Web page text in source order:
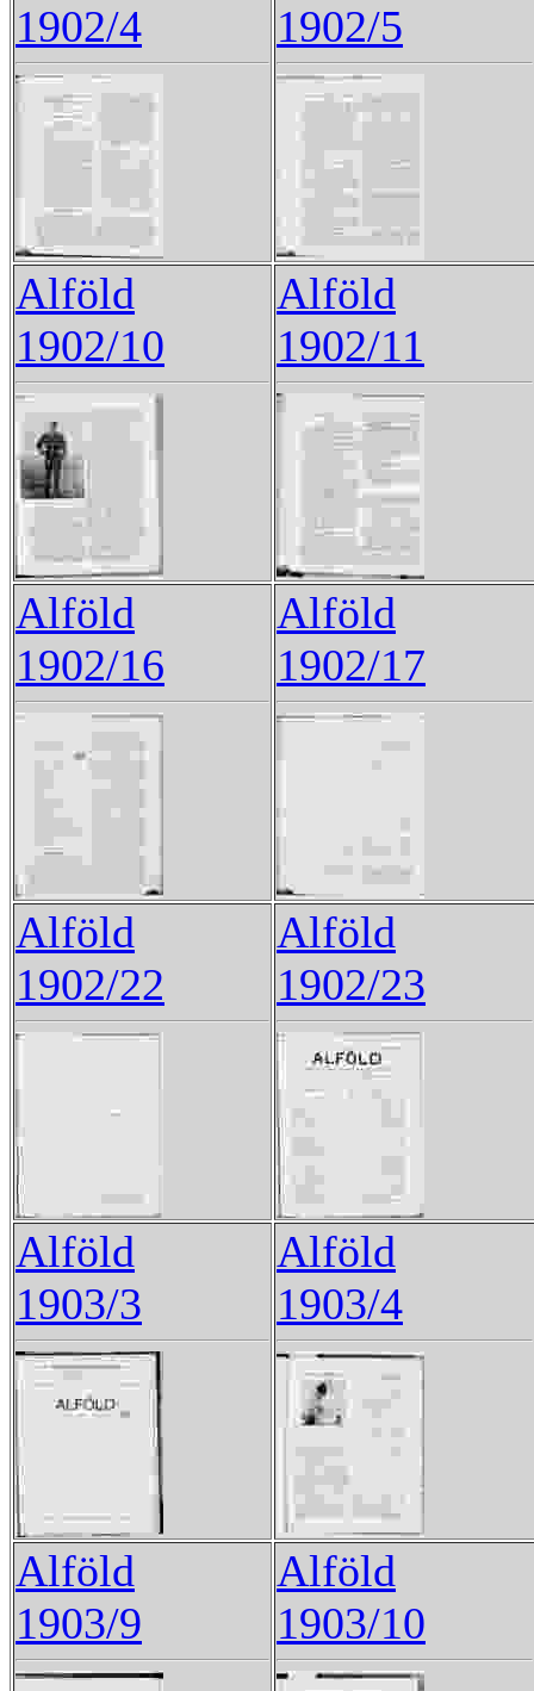
1902/4
1902/5
Alföld
1902/10
Alföld
1902/11
Alföld
1902/16
Alföld
1902/17
Alföld
1902/22
Alföld
1902/23
Alföld
1903/3
Alföld
1903/4
Alföld
1903/9
Alföld
1903/10